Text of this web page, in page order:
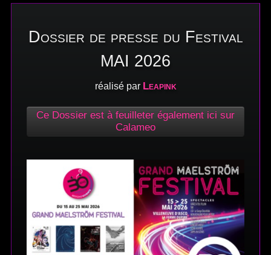
Dossier de presse du Festival
MAI 2026
réalisé par Leapink
Ce Dossier est à feuilleter également ici sur
Calameo